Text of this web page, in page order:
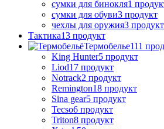
сумки для бинокля1
сумки для обуви3 продукт
чехлы для оружия3 продукт
Тактика13 продукт
Термобелье111
King Hunter5 продукт
Liod17 продукт
Notrack2 продукт
Remington18 продукт
Sina gear5 продукт
Tecso6 продукт
Triton8 продукт